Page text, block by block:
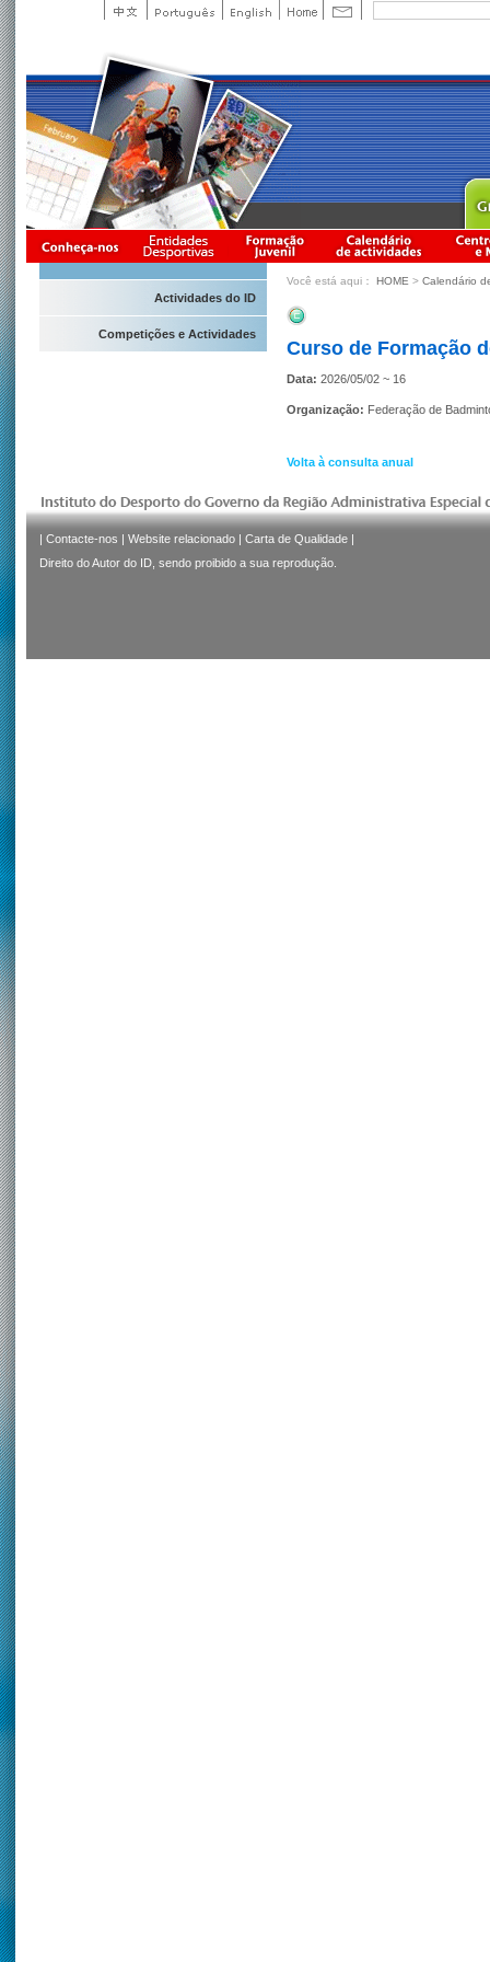
Actividades do ID
Competições e Actividades
Você está aqui： HOME > Calendário
Curso de Formação
Data: 2026/05/02 ~ 16
Organização: Federação de
Volta à consulta anual
| Contacte-nos | Website relacionado | Carta de Qualidade |
Direito do Autor do ID, sendo proibido a sua reprodução.